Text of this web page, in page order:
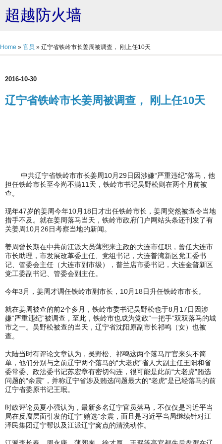
超越防火墙
Home » 官员 » 辽宁省铁岭市长姜周被调查， 刚上任10天
2016-10-30
辽宁省铁岭市长姜周被调查， 刚上任10天
中共辽宁省铁岭市市长姜周10月29日因涉嫌“严重违纪”落马，他
担任铁岭市长至今尚不满11天，铁岭市书记吴野松则在两个月前被
查。
现年47岁的姜周今年10月18日才出任铁岭市长，姜周突然被查令当地
措手不及。就在姜周落马当天，铁岭市政府门户网站头条还刊发了有
关姜周10月26日考察当地的新闻。
姜周曾长期在中共前江派大员薄熙来主政的大连市任职，曾任大连市
市长助理，市发展改革委主任、党组书记，大连普湾新区党工委书
记、管委会主任（大连市副市级），普兰店市委书记，大连金普新区
党工委副书记、管委会副主任。
今年3月，姜周才调任铁岭市副市长，10月18日升任铁岭市市长。
就在姜周被查的前2个多月，铁岭市委书记吴野松也于8月17日因涉
嫌“严重违纪”被调查，至此，铁岭市也成为党政“一把手”双双落马的城
市之一。吴野松被查的当天，辽宁省沈阳原副市长祁鸣（女）也被
查。
大陆当时有评论文章认为，吴野松、祁鸣这两个落马厅官来头不简
单，他们分别与之前辽宁两个落马的“大老虎”省人大副主任王阳和省
委常委、政法委书记苏宏章有密切勾连，很可能是此前“大老虎”贿选
问题的“余震”，并称辽宁省涉及贿选问题最大的“老虎”是已经落马的前
辽宁省委原书记王珉。
时政评论员夏小强认为，最新多名辽宁官员落马，不仅仅是习近平当
局在反腐层面引发的辽宁“贿选”余震，而且是习近平当局继续针对江
泽民集团辽宁帮以及江派辽宁窝点的清洗动作。